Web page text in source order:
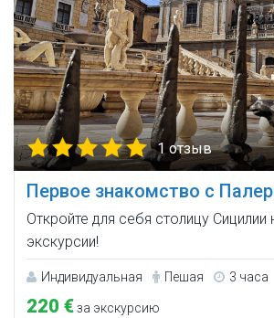
1 отзыв
Первое знакомство с
Откройте для себя столицу
экскурсии!
Индивидуальная Пешая 3 часа
220 €за экскурсию